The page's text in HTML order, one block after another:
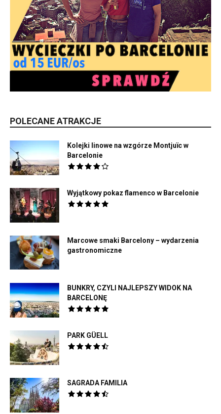
POLECANE ATRAKCJE
Kolejki linowe na wzgórze Montjuïc w
Barcelonie
Wyjątkowy pokaz flamenco w Barcelonie
Marcowe smaki Barcelony – wydarzenia
gastronomiczne
BUNKRY, CZYLI NAJLEPSZY WIDOK NA
BARCELONĘ
PARK GÜELL
SAGRADA FAMILIA